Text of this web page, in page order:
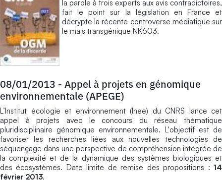
la parole à trois experts aux avis contradictoires,
fait le point sur la législation en France et
décrypte la récente controverse médiatique sur
le maïs transgénique NK603.
08/01/2013 - Appel à projets en génomique
environnementale (APEGE)
L’Institut écologie et environnement (Inee) du CNRS lance cet
appel à projets avec le concours du réseau thématique
pluridisciplinaire génomique environnementale. L'objectif est de
favoriser les recherches liées aux nouvelles technologies de
séquençage dans une perspective de compréhension intégrée de
la complexité et de la dynamique des systèmes biologiques et
des écosystèmes. Date limite de remise des propositions : 14
février 2013.